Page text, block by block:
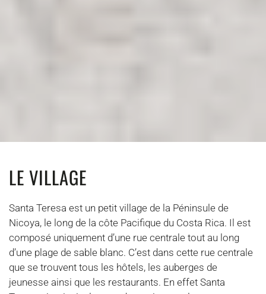
LE VILLAGE
Santa Teresa est un petit village de la Péninsule de
Nicoya, le long de la côte Pacifique du Costa Rica. Il est
composé uniquement d’une rue centrale tout au long
d’une plage de sable blanc. C’est dans cette rue centrale
que se trouvent tous les hôtels, les auberges de
jeunesse ainsi que les restaurants. En effet Santa